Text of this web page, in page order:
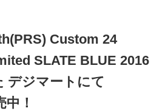
Custom 24
SLATE BLUE 2016
デジマートにて
！